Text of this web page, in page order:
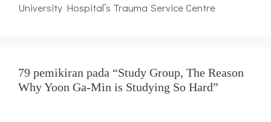
University Hospital’s Trauma Service Centre
79 pemikiran pada “Study Group, The Reason
Why Yoon Ga-Min is Studying So Hard”